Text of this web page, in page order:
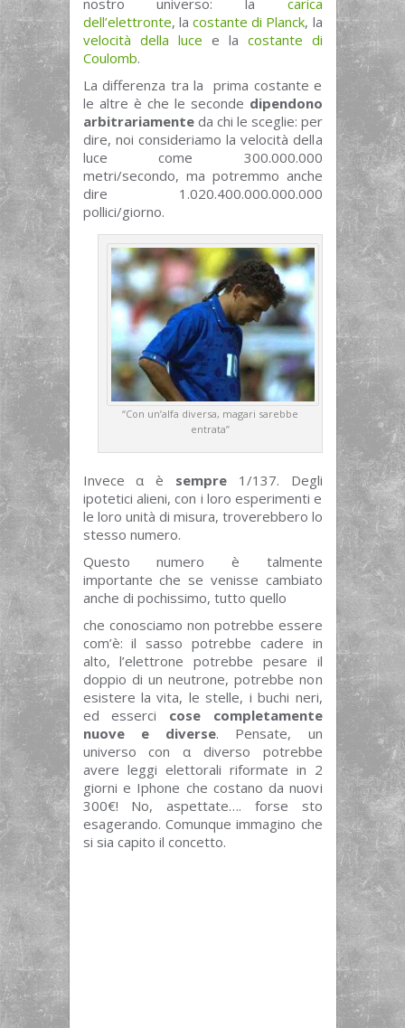
nostro universo: la carica
dell’elettronte, la costante di Planck, la
velocità della luce e la costante di
Coulomb.
La differenza tra la prima costante e
le altre è che le seconde dipendono
arbitrariamenteda chi le sceglie: per
dire, noi consideriamo la velocità della
luce come 300.000.000
metri/secondo, ma potremmo anche
dire 1.020.400.000.000.000
pollici/giorno.
“Con un’alfa diversa, magari sarebbe
entrata”
Invece α è sempre1/137. Degli
ipotetici alieni, con i loro esperimenti e
le loro unità di misura, troverebbero lo
stesso numero.
Questo numero è talmente
importante che se venisse cambiato
anche di pochissimo, tutto quello
che conosciamo non potrebbe essere
com’è: il sasso potrebbe cadere in
alto, l’elettrone potrebbe pesare il
doppio di un neutrone, potrebbe non
esistere la vita, le stelle, i buchi neri,
ed esserci cose completamente
nuove e diverse. Pensate, un
universo con α diverso potrebbe
avere leggi elettorali riformate in 2
giorni e Iphone che costano da nuovi
300€! No, aspettate…. forse sto
esagerando. Comunque immagino che
si sia capito il concetto.